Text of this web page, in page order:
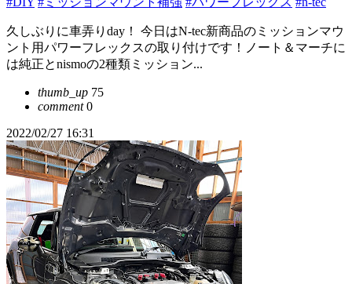
久しぶりに車弄りday！ 今日はN-tec新商品のミッションマウ
ント用パワーフレックスの取り付けです！ノート＆マーチに
は純正とnismoの2種類ミッション...
thumb_up 75
comment0
2022/02/27 16:31